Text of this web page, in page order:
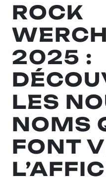
ROCK
2025 :
LES
NOMS
FONT